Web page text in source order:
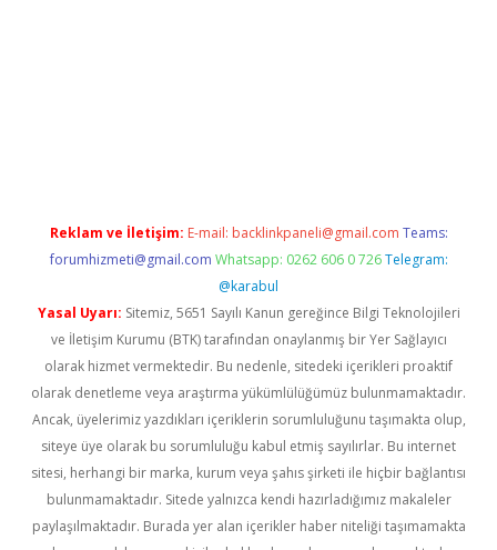
Reklam ve İletişim: E-mail: backlinkpaneli@gmail.com Teams:
forumhizmeti@gmail.com Whatsapp: 0262 606 0 726 Telegram:
@karabul
Yasal Uyarı: Sitemiz, 5651 Sayılı Kanun gereğince Bilgi Teknolojileri
ve İletişim Kurumu (BTK) tarafından onaylanmış bir Yer Sağlayıcı
olarak hizmet vermektedir. Bu nedenle, sitedeki içerikleri proaktif
olarak denetleme veya araştırma yükümlülüğümüz bulunmamaktadır.
Ancak, üyelerimiz yazdıkları içeriklerin sorumluluğunu taşımakta olup,
siteye üye olarak bu sorumluluğu kabul etmiş sayılırlar. Bu internet
sitesi, herhangi bir marka, kurum veya şahıs şirketi ile hiçbir bağlantısı
bulunmamaktadır. Sitede yalnızca kendi hazırladığımız makaleler
paylaşılmaktadır. Burada yer alan içerikler haber niteliği taşımamakta